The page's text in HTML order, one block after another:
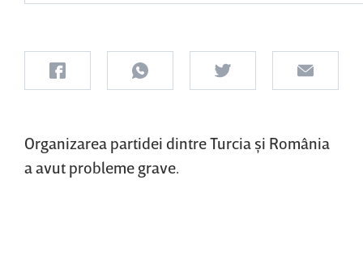
Organizarea partidei dintre Turcia şi România
a avut probleme grave.